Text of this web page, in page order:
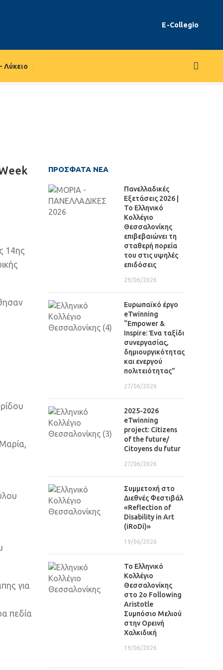
E-Collegio
Λύκειο
14ης
για
πεδία
ΠΡΌΣΦΑΤΑ ΝΈΑ
Πανελλαδικές
Εξετάσεις 2026 |
Το Ελληνικό
Κολλέγιο
Θεσσαλονίκης
επιβεβαιώνει τη
σταθερή πορεία
του στις υψηλές
επιδόσεις
29/06/2026
Eυρωπαϊκό έργο
eTwinning
“Empower &
Inspire: Ένα ταξίδι
συνεργασίας,
δημιουργικότητας
και ενεργού
πολιτειότητας”
27/06/2026
2025-2026
eTwinning
project: Citizens
of the future/
Citoyens du futur
27/06/2026
Συμμετοχή στο
Διεθνές Φεστιβάλ
«Reflection of
Disability in Art
(iRoDi)»
19/06/2026
Το Ελληνικό
Κολλέγιο
Θεσσαλονίκης
στο 2ο Following
Aristotle
Συμπόσιο Μελιού
στην Ορεινή
Χαλκιδική
19/06/2026